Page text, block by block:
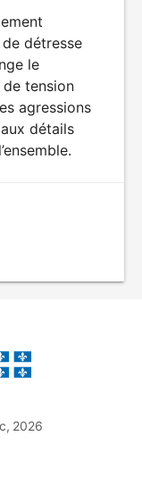
détresse
le
tension
agressions
détails
2026